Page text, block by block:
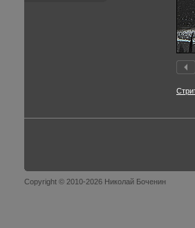
Copyright © 2010-2026 Николай Боченин